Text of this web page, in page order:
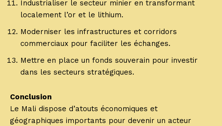
Industrialiser le secteur minier en transformant
localement l’or et le lithium.
Moderniser les infrastructures et corridors
commerciaux pour faciliter les échanges.
Mettre en place un fonds souverain pour investir
dans les secteurs stratégiques.
Conclusion
Le Mali dispose d’atouts économiques et
géographiques importants pour devenir un acteur